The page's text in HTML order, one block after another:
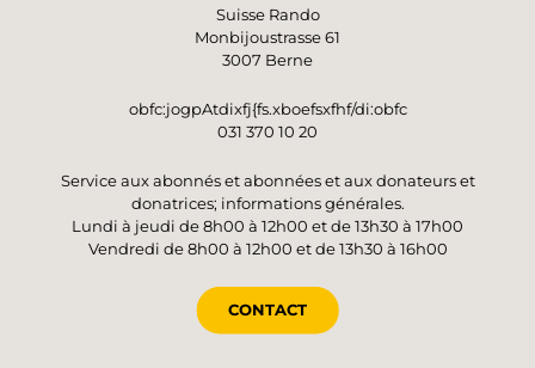
Suisse Rando
Monbijoustrasse 61
3007 Berne
obfc:jogpAtdixfj{fs.xboefsxfhf/di:obfc
031 370 10 20
Service aux abonnés et abonnées et aux donateurs et
donatrices; informations générales.
Lundi à jeudi de 8h00 à 12h00 et de 13h30 à 17h00
Vendredi de 8h00 à 12h00 et de 13h30 à 16h00
CONTACT